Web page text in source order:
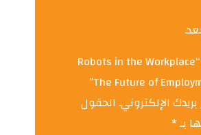
كن أول من يقيم “Robots in the Workplace
The Future of
الإلكتروني. الحقول
بـ*